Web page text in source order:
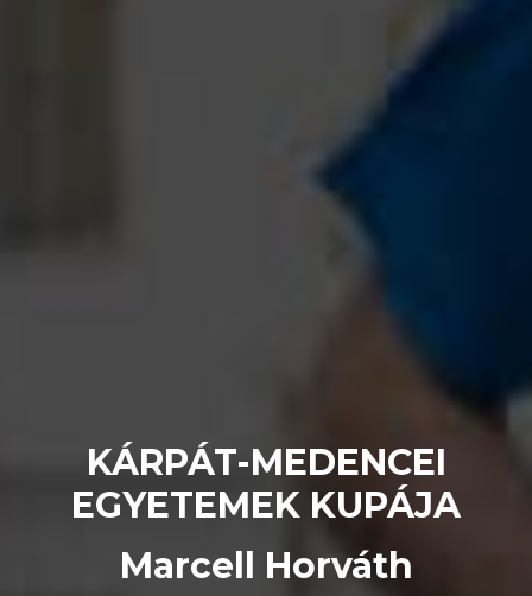
KÁRPÁT-MEDENCEI
EGYETEMEK KUPÁJA
Marcell Horváth